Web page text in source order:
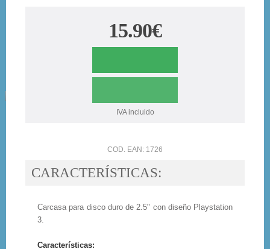
15.90€
IVA incluido
CARACTERÍSTICAS:
COD. EAN: 1726
Carcasa para disco duro de 2.5" con diseño Playstation
3.
Características: